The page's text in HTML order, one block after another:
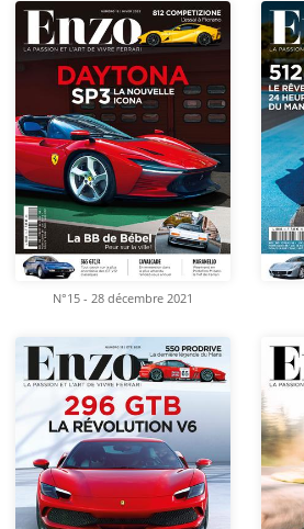
N°15 - 28 décembre 2021